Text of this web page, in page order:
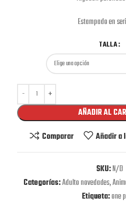
Estampado en
TALLA
AÑADIR AL
Comparar
Añadir a
SKU:N/D
Categorías:Adulto novedades,
Etiqueta:one